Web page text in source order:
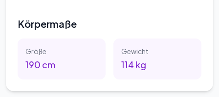
Körpermaße
Größe
190 cm
Gewicht
114 kg